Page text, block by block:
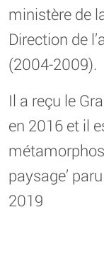
ministère de
Direction de
(2004-2009).
Il a reçu le
en 2016 et il
paysage’
2019